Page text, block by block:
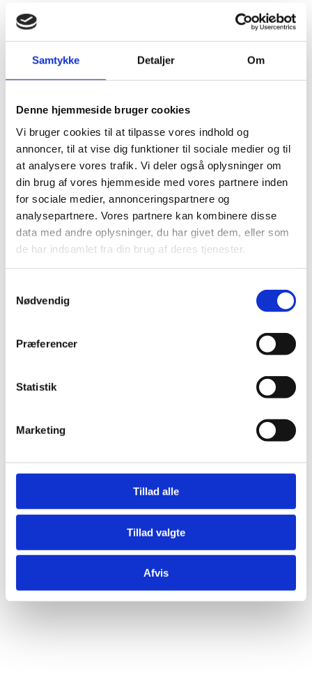
Samtykke Detaljer Om
Denne hjemmeside bruger cookies
Vi bruger cookies til at tilpasse vores indhold og
annoncer, til at vise dig funktioner til sociale medier og til
at analysere vores trafik. Vi deler også oplysninger om
din brug af vores hjemmeside med vores partnere inden
for sociale medier, annonceringspartnere og
analysepartnere. Vores partnere kan kombinere disse
data med andre oplysninger, du har givet dem, eller som
de har indsamlet fra din brug af deres tjenester.
Nødvendig
Præferencer
Statistik
Marketing
Tillad alle
Tillad valgte
Afvis
Om brobygning